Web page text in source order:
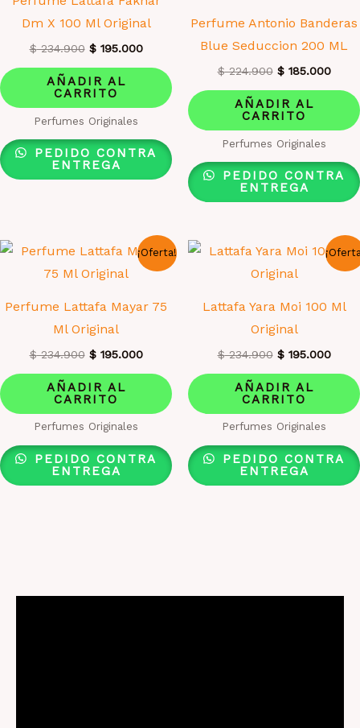
Dm X 100 Ml Original
$234.900 El
original
era:
$ 234.900.
$195.000El
actual
$ 195.000.
AÑADIR AL
CARRITO
Perfumes Originales
PEDIDO CONTRA
ENTREGA
Perfume Antonio Banderas
Blue Seduccion 200 ML
$224.900 El
original
era:
$ 224.900.
$185.000El
$
AÑADIR AL
CARRITO
Perfumes Originales
PEDIDO CONTRA
ENTREGA
¡Oferta!
Perfume Lattafa Mayar 75
Ml Original
$234.900 El
original
era:
$ 234.900.
$195.000El
actual
$ 195.000.
AÑADIR AL
CARRITO
Perfumes Originales
PEDIDO CONTRA
ENTREGA
Lattafa Yara Moi 100 Ml
Original
$234.900 El
original
era:
$ 234.900.
$195.000El
$
AÑADIR AL
CARRITO
Perfumes Originales
PEDIDO CONTRA
ENTREGA